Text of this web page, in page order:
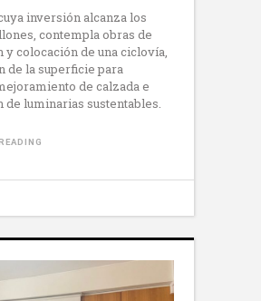
inversión alcanza los
contempla obras de
y colocación de una ciclovía,
de la superficie para
de calzada e
de luminarias sustentables.